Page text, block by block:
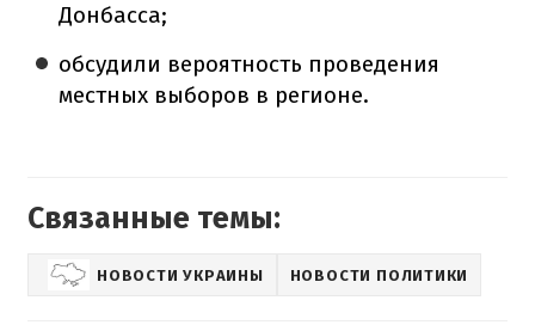
Донбасса;
обсудили вероятность проведения
местных выборов в регионе.
Связанные темы:
НОВОСТИ УКРАИНЫ НОВОСТИ ПОЛИТИКИ